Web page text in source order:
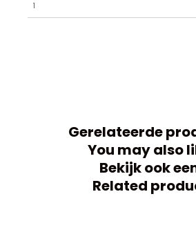
1
Gerelateerde
You may also
Bekijk ook
Related